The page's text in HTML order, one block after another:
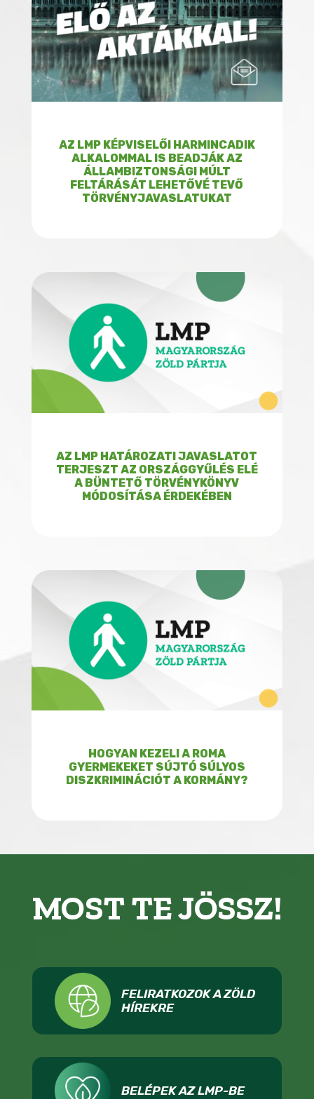
AZ LMP KÉPVISELŐI HARMINCADIK
ALKALOMMAL IS BEADJÁK AZ
ÁLLAMBIZTONSÁGI MÚLT
FELTÁRÁSÁT LEHETŐVÉ TEVŐ
TÖRVÉNYJAVASLATUKAT
AZ LMP HATÁROZATI JAVASLATOT
TERJESZT AZ ORSZÁGGYŰLÉS ELÉ
A BÜNTETŐ TÖRVÉNYKÖNYV
MÓDOSÍTÁSA ÉRDEKÉBEN
HOGYAN KEZELI A ROMA
GYERMEKEKET SÚJTÓ SÚLYOS
DISZKRIMINÁCIÓT A KORMÁNY?
MOST TE JÖSSZ!
FELIRATKOZOK A ZÖLD
HÍREKRE
BELÉPEK AZ LMP-BE